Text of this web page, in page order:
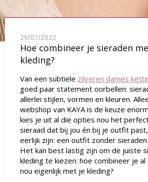
29/07/2022
Hoe combineer je sieraden
kleding?
Van een subtiele zilveren dames
goed paar statement oorbellen:
allerlei stijlen, vormen en kleuren.
webshop van KAYA is de keuze
kies je uit al die opties nou het
sieraad dat bij jou én bij je outfit
eerlijk zijn: een outfit zonder
Het kan best lastig zijn om de juiste
kleding te kiezen: hoe combineer je
nou eigenlijk met je kleding?